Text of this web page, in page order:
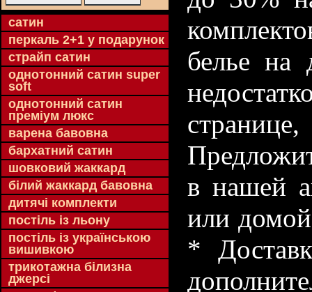
cатин
перкаль 2+1 у подарунок
страйп сатин
однотонний сатин super
soft
однотонний сатин
преміум люкс
варена бавовна
бархатний сатин
шовковий жаккард
білий жаккард бавовна
дитячі комплекти
постіль із льону
постіль із українською
вишивкою
трикотажна білизна
джерсі
белье на
в нашей
или
*